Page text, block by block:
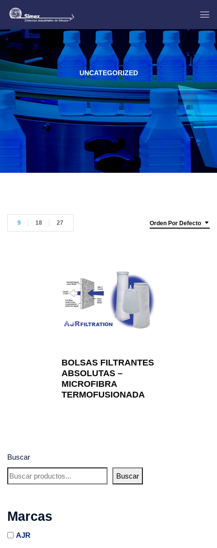
UNCATEGORIZED
Buscar
Buscar
Marcas
AJR
Orden Por Defecto
9 18 27
BOLSAS FILTRANTES
ABSOLUTAS –
MICROFIBRA
TERMOFUSIONADA